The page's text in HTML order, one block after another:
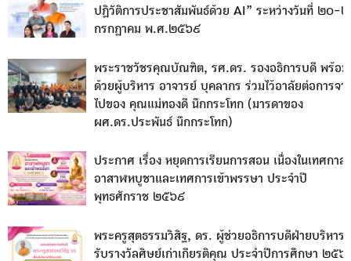
ปฏิวัติการประชาสัมพันธ์ด้วย AI” ระหว่างวันที่ ๒๐-
กรกฎาคม พ.ศ.๒๕๖๙
พระราชวัชรคุณบัณฑิต, รศ.ดร. รองอธิการบดี พร้อม
ด้วยผู้บริหาร อาจารย์ บุคลากร ร่วมไว้อาลัยต่อการจา
ไปของ คุณแม่ทองดี นึกกระโทก (มารดาของ
ผศ.ดร.ประพันธ์ นึกกระโทก)
ประกาศ เรื่อง หยุดการเรียนการสอน เนื่องในเทศกาล
อาสาฬหบูชาและเทศการเข้าพรรษา ประจำปี
พุทธศักราช ๒๕๖๙
พระครูสุตธรรมวิสิฐ, ดร. ผู้ช่วยอธิการบดีฝ่ายบริหาร
รับรางวัลศิษย์เก่าเกียรติคุณ ประจำปีการศึกษา ๒๕๖